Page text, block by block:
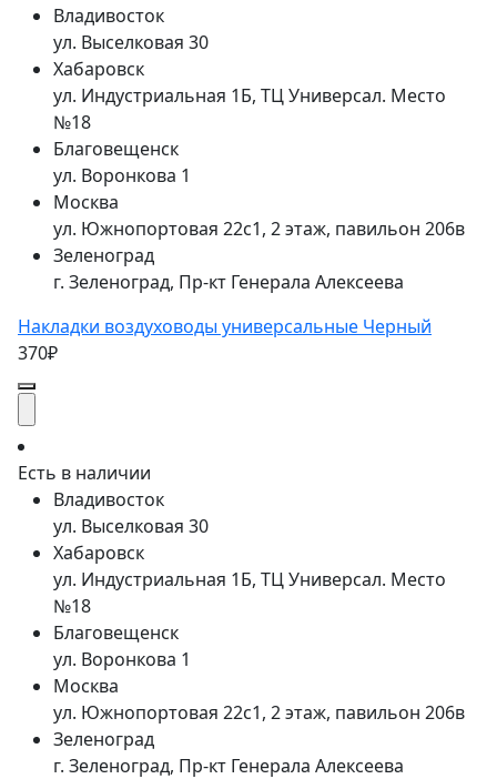
Владивосток
ул. Выселковая 30
Хабаровск
ул. Индустриальная 1Б, ТЦ Универсал. Место
№18
Благовещенск
ул. Воронкова 1
Москва
ул. Южнопортовая 22с1, 2 этаж, павильон 206в
Зеленоград
г. Зеленоград, Пр-кт Генерала Алексеева
Накладки воздуховоды универсальные Черный
370₽
Есть в наличии
Владивосток
ул. Выселковая 30
Хабаровск
ул. Индустриальная 1Б, ТЦ Универсал. Место
№18
Благовещенск
ул. Воронкова 1
Москва
ул. Южнопортовая 22с1, 2 этаж, павильон 206в
Зеленоград
г. Зеленоград, Пр-кт Генерала Алексеева